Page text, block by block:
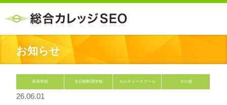
お知らせ
高等学校 全日制料理学校 カルチャースクール その他
26.06.01